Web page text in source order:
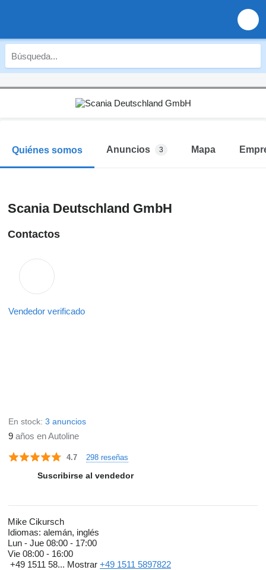
Quiénes somos Anuncios 3 Mapa
Scania Deutschland GmbH
Contactos
Vendedor verificado
En stock: 3 anuncios
9 años en Autoline
4.7 298 reseñas
Suscribirse al vendedor
Mike Cikursch
Idiomas: alemán, inglés
Lun - Jue 08:00 - 17:00
Vie 08:00 - 16:00
+49 1511 58... Mostrar +49 1511 5897822